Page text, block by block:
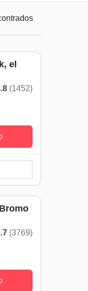
el
(1452)
(3769)